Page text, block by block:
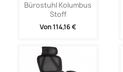
Bürostuhl Kolumbus
Stoff
Von114,16 €